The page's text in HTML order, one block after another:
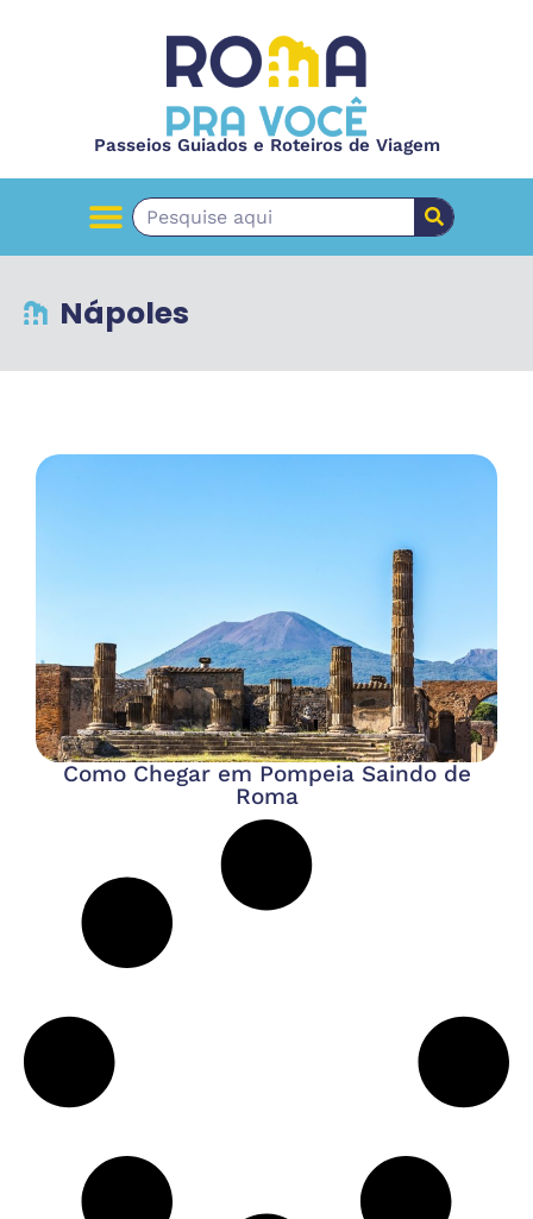
Passeios Guiados e Roteiros de Viagem
Nápoles
Como Chegar em Pompeia Saindo de
Roma